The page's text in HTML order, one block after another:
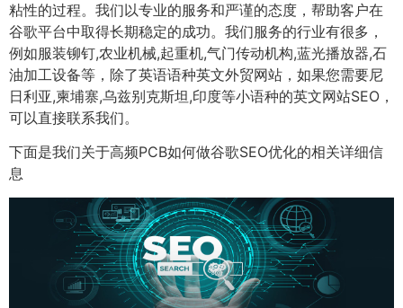
粘性的过程。我们以专业的服务和严谨的态度，帮助客户在
谷歌平台中取得长期稳定的成功。我们服务的行业有很多，
例如服装铆钉,农业机械,起重机,气门传动机构,蓝光播放器,石
油加工设备等，除了英语语种英文外贸网站，如果您需要尼
日利亚,柬埔寨,乌兹别克斯坦,印度等小语种的英文网站SEO，
可以直接联系我们。
下面是我们关于高频PCB如何做谷歌SEO优化的相关详细信
息